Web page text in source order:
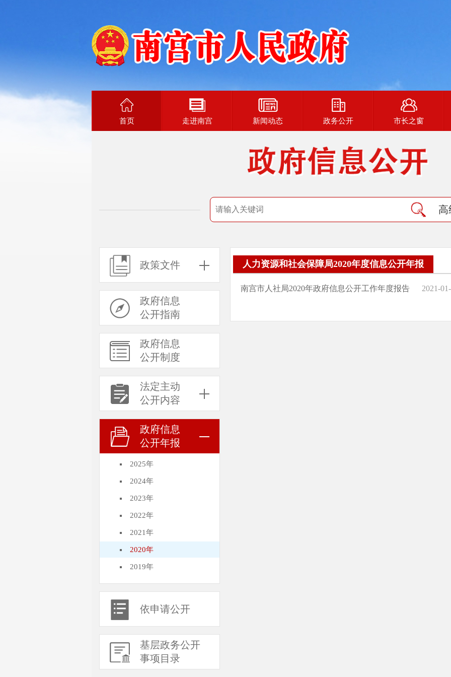
首页 走进南宫 新闻动态 政务公开 市长之窗
高
政策文件
政府信息
公开指南
政府信息
公开制度
法定主动
公开内容
政府信息
公开年报
2025年
2024年
2023年
2022年
2021年
2020年
2019年
依申请公开
基层政务公开
事项目录
人力资源和社会保障局2020年度信息公开年报
南宫市人社局2020年政府信息公开工作年度报告 2021-